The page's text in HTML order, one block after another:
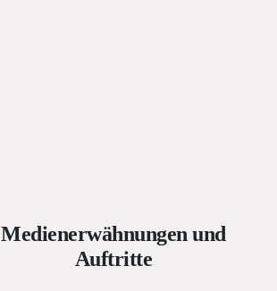
Medienerwähnungen und
Auftritte